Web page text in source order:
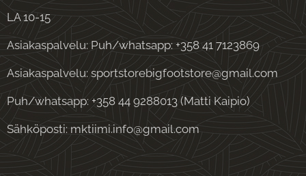
LA 10-15
Asiakaspalvelu: Puh/whatsapp: +358 41 7123869
Asiakaspalvelu: sportstorebigfootstore@gmail.com
Puh/whatsapp: +358 44 9288013 (Matti Kaipio)
Sähköposti: mktiimi.info@gmail.com